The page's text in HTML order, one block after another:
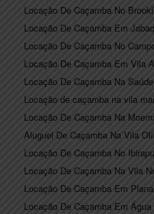
Locação De Caçamba No
Locação De Caçamba Em
Locação De Caçamba No
Locação De Caçamba Em Vila
Locação De Caçamba Na Saúde
Locação de caçamba na vila
Locação De Caçamba Na
Aluguel De Caçamba Na Vila
Locação De Caçamba No
Locação De Caçamba Na Vila
Locação De Caçamba Em
Locação De Caçamba Em Água